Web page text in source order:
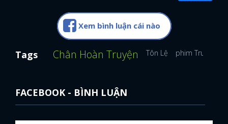
Xem bình luận cái nào
Tags Chân Hoàn Truyện Tôn Lệ phim Trung
FACEBOOK - BÌNH LUẬN